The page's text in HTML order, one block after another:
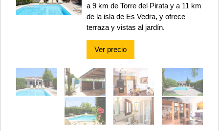
a 9 km de Torre del Pirata y a 11 km
de la isla de Es Vedra, y ofrece
terraza y vistas al jardín.
Ver precio